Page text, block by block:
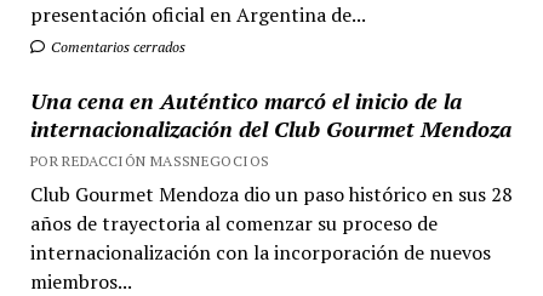
presentación oficial en Argentina de...
Comentarios cerrados
Una cena en Auténtico marcó el inicio de la
internacionalización del Club Gourmet Mendoza
POR REDACCIÓN MASSNEGOCIOS
Club Gourmet Mendoza dio un paso histórico en sus 28
años de trayectoria al comenzar su proceso de
internacionalización con la incorporación de nuevos
miembros...